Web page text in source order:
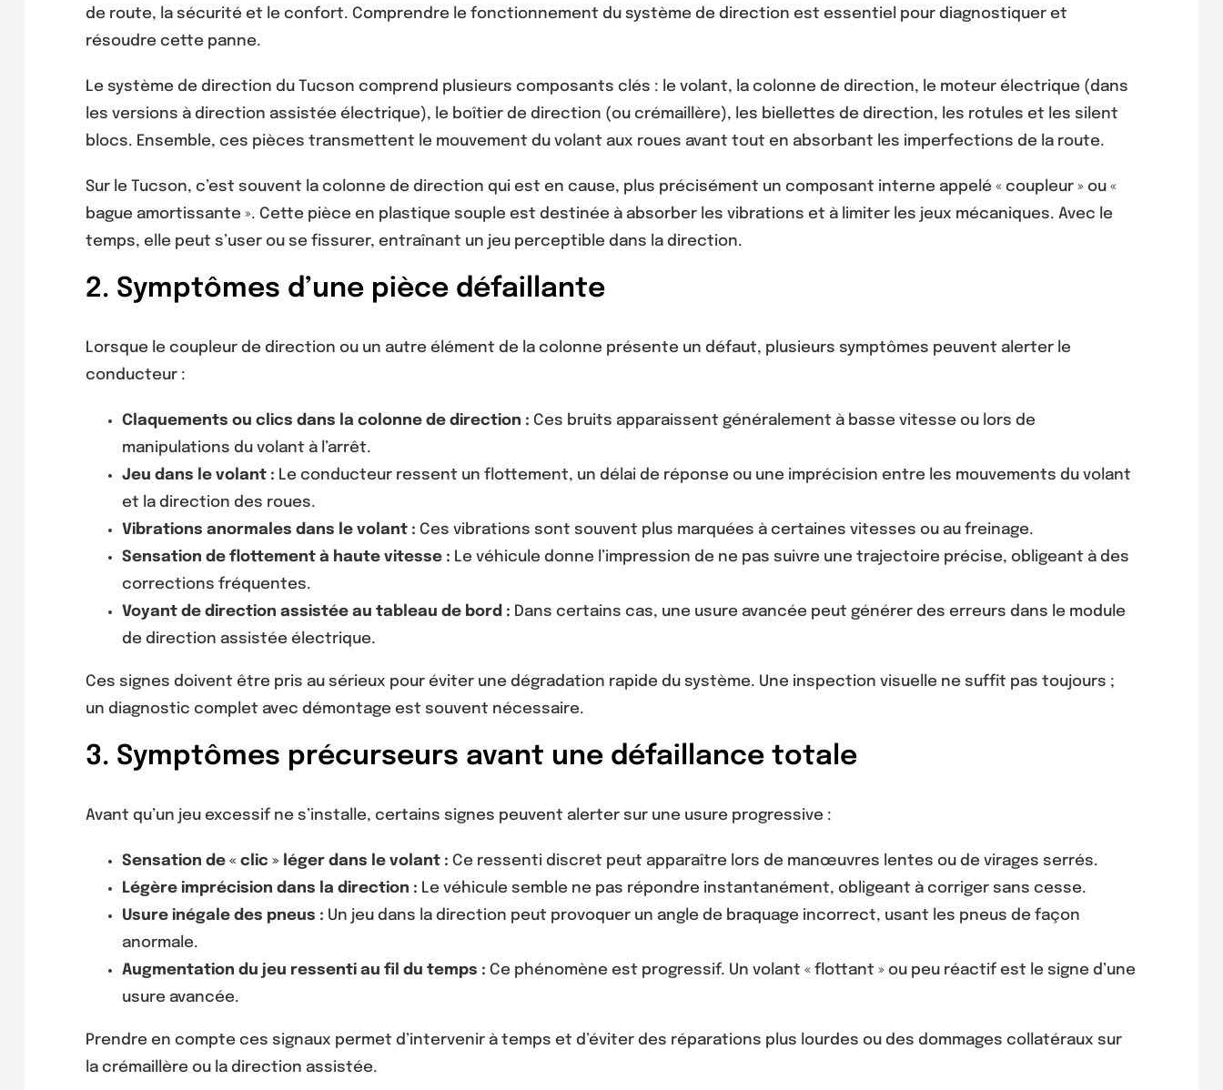
de route, la sécurité et le confort. Comprendre le fonctionnement du système de direction est essentiel pour diagnostiquer et
résoudre cette panne.
Le système de direction du Tucson comprend plusieurs composants clés : le volant, la colonne de direction, le moteur électrique (dans
les versions à direction assistée électrique), le boîtier de direction (ou crémaillère), les biellettes de direction, les rotules et les silent
blocs. Ensemble, ces pièces transmettent le mouvement du volant aux roues avant tout en absorbant les imperfections de la route.
Sur le Tucson, c’est souvent la colonne de direction qui est en cause, plus précisément un composant interne appelé « coupleur » ou «
bague amortissante ». Cette pièce en plastique souple est destinée à absorber les vibrations et à limiter les jeux mécaniques. Avec le
temps, elle peut s’user ou se fissurer, entraînant un jeu perceptible dans la direction.
2. Symptômes d’une pièce défaillante
Lorsque le coupleur de direction ou un autre élément de la colonne présente un défaut, plusieurs symptômes peuvent alerter le
conducteur :
Claquements ou clics dans la colonne de direction : Ces bruits apparaissent généralement à basse vitesse ou lors de
manipulations du volant à l’arrêt.
Jeu dans le volant : Le conducteur ressent un flottement, un délai de réponse ou une imprécision entre les mouvements du volant
et la direction des roues.
Vibrations anormales dans le volant : Ces vibrations sont souvent plus marquées à certaines vitesses ou au freinage.
Sensation de flottement à haute vitesse : Le véhicule donne l’impression de ne pas suivre une trajectoire précise, obligeant à des
corrections fréquentes.
Voyant de direction assistée au tableau de bord : Dans certains cas, une usure avancée peut générer des erreurs dans le module
de direction assistée électrique.
Ces signes doivent être pris au sérieux pour éviter une dégradation rapide du système. Une inspection visuelle ne suffit pas toujours ;
un diagnostic complet avec démontage est souvent nécessaire.
3. Symptômes précurseurs avant une défaillance totale
Avant qu’un jeu excessif ne s’installe, certains signes peuvent alerter sur une usure progressive :
Sensation de « clic » léger dans le volant : Ce ressenti discret peut apparaître lors de manœuvres lentes ou de virages serrés.
Légère imprécision dans la direction : Le véhicule semble ne pas répondre instantanément, obligeant à corriger sans cesse.
Usure inégale des pneus : Un jeu dans la direction peut provoquer un angle de braquage incorrect, usant les pneus de façon
anormale.
Augmentation du jeu ressenti au fil du temps : Ce phénomène est progressif. Un volant « flottant » ou peu réactif est le signe d’une
usure avancée.
Prendre en compte ces signaux permet d’intervenir à temps et d’éviter des réparations plus lourdes ou des dommages collatéraux sur
la crémaillère ou la direction assistée.